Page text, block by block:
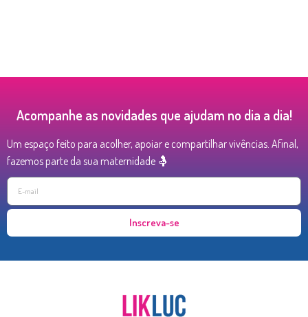
Acompanhe as novidades que ajudam no dia a dia!
Um espaço feito para acolher, apoiar e compartilhar vivências. Afinal,
fazemos parte da sua maternidade 🤱
Inscreva-se